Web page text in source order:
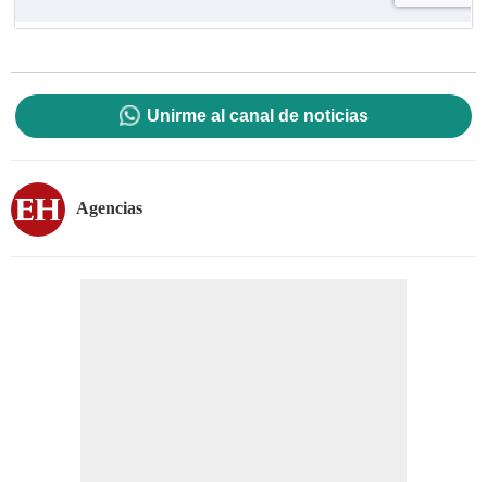
Unirme al canal de noticias
Agencias